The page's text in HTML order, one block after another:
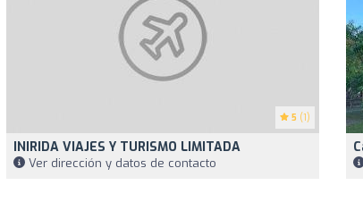
5 (1)
INIRIDA VIAJES Y TURISMO LIMITADA
Ver dirección y datos de contacto